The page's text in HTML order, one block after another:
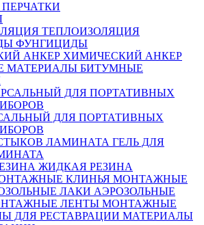
ПЕРЧАТКИ
ТЕПЛОИЗОЛЯЦИЯ
ФУНГИЦИДЫ
ХИМИЧЕСКИЙ АНКЕР
БИТУМНЫЕ
ДЛЯ ПОРТАТИВНЫХ
ГЕЛЬ ДЛЯ
ЖИДКАЯ РЕЗИНА
КЛИНЬЯ МОНТАЖНЫЕ
ЛАКИ АЭРОЗОЛЬНЫЕ
ЛЕНТЫ МОНТАЖНЫЕ
МАТЕРИАЛЫ